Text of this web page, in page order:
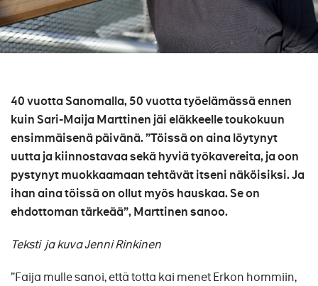
40 vuotta Sanomalla, 50 vuotta työelämässä ennen
kuin Sari-Maija Marttinen jäi eläkkeelle toukokuun
ensimmäisenä päivänä. ”Töissä on aina löytynyt
uutta ja kiinnostavaa sekä hyviä työkavereita, ja oon
pystynyt muokkaamaan tehtävät itseni näköisiksi. Ja
ihan aina töissä on ollut myös hauskaa. Se on
ehdottoman tärkeää”, Marttinen sanoo.
Teksti ja kuva Jenni Rinkinen
”Faija mulle sanoi, että totta kai menet Erkon hommiin,